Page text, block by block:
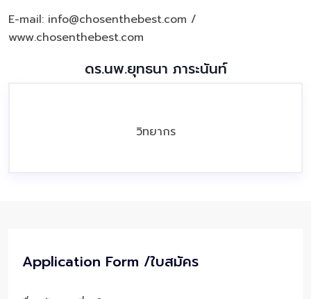
E-mail: info@chosenthebest.com /
www.chosenthebest.com
ดร.นพ.ยุทธนา ภาระนันท์
วิทยากร
Application Form /ใบสมัคร